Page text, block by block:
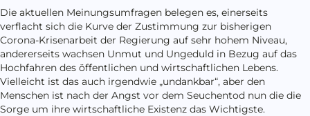
Die aktuellen Meinungsumfragen belegen es, einerseits
verflacht sich die Kurve der Zustimmung zur bisherigen
Corona-Krisenarbeit der Regierung auf sehr hohem Niveau,
andererseits wachsen Unmut und Ungeduld in Bezug auf das
Hochfahren des öffentlichen und wirtschaftlichen Lebens.
Vielleicht ist das auch irgendwie „undankbar“, aber den
Menschen ist nach der Angst vor dem Seuchentod nun die die
Sorge um ihre wirtschaftliche Existenz das Wichtigste.